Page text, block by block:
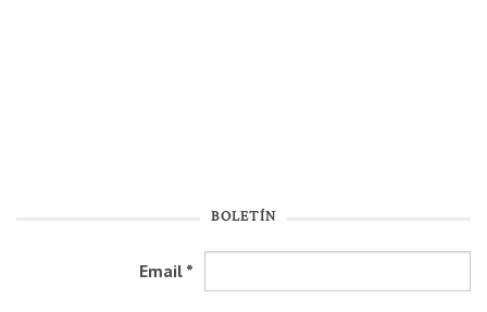
BOLETÍN
Email *